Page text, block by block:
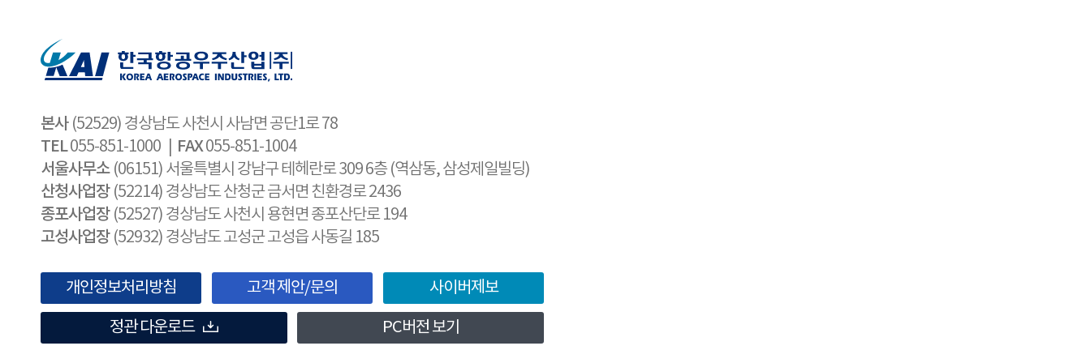
본사 (52529) 경상남도 사천시 사남면 공단1로 78
TEL055-851-1000 | FAX055-851-1004
서울사무소 (06151) 서울특별시 강남구 테헤란로 309 6층 (역삼동, 삼성제일빌딩)
산청사업장 (52214) 경상남도 산청군 금서면 친환경로 2436
종포사업장 (52527) 경상남도 사천시 용현면 종포산단로 194
고성사업장 (52932) 경상남도 고성군 고성읍 사동길 185
개인정보처리방침 고객 제안/문의 사이버제보
정관 다운로드 PC버전 보기